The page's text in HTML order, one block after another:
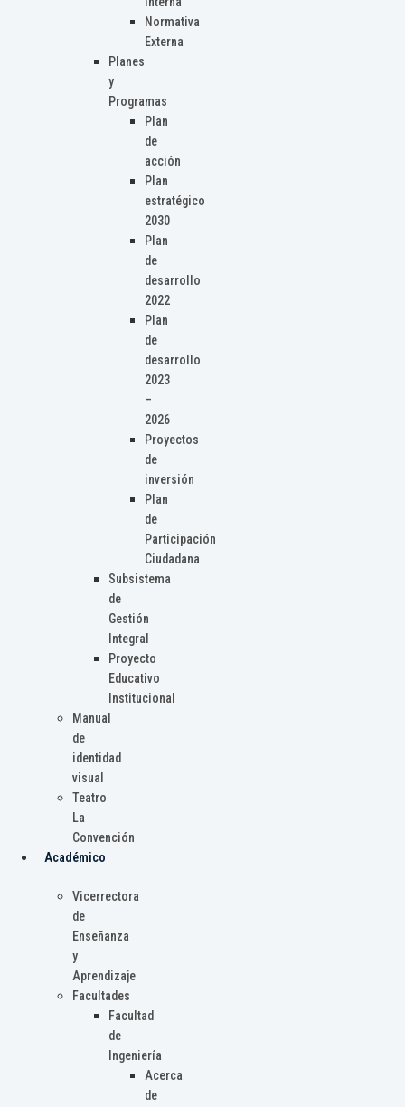
Normativa
Externa
Planes
y
Programas
Plan
de
acción
Plan
estratégico
2030
Plan
de
desarrollo
2022
Plan
de
desarrollo
2023
–
2026
Proyectos
de
inversión
Plan
de
Participación
Ciudadana
Subsistema
de
Gestión
Integral
Proyecto
Educativo
Institucional
Manual
de
identidad
visual
Teatro
La
Convención
Académico
Vicerrectora
de
Enseñanza
y
Aprendizaje
Facultades
Facultad
de
Ingeniería
Acerca
de